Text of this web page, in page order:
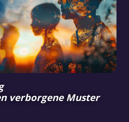
verborgene Muster